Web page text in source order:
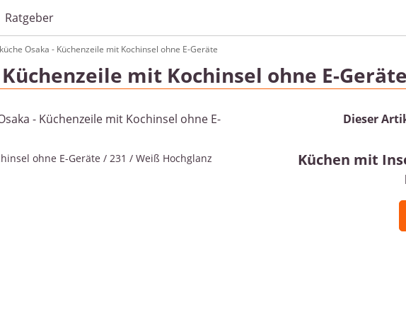
Ratgeber
Osaka - Küchenzeile mit Kochinsel ohne E-Geräte
mit Kochinsel ohne E-
ohne E-Geräte / 231 / Weiß Hochglanz
Dieser
Küchen mit